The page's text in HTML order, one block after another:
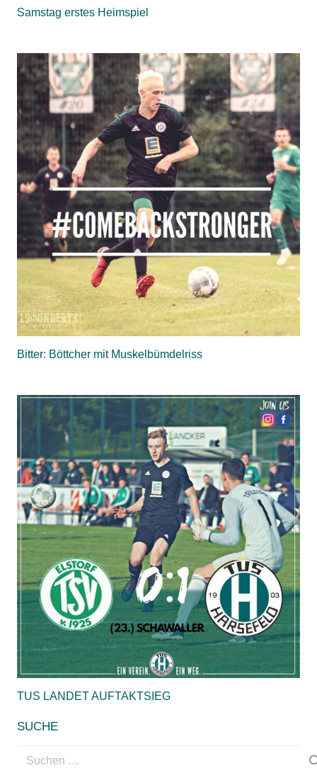
Samstag erstes Heimspiel
Bitter: Böttcher mit Muskelbümdelriss
TUS LANDET AUFTAKTSIEG
SUCHE
Suchen